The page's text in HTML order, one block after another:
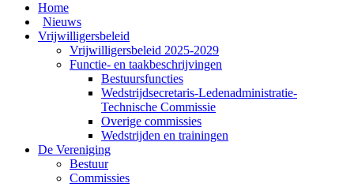
Home
Nieuws
Vrijwilligersbeleid
Vrijwilligersbeleid 2025-2029
Functie- en taakbeschrijvingen
Bestuursfuncties
Wedstrijdsecretaris-Ledenadministratie-
Technische Commissie
Overige commissies
Wedstrijden en trainingen
De Vereniging
Bestuur
Commissies